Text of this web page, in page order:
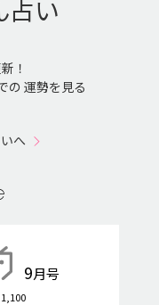
占い
！
の 運勢を見る
へ
9月号